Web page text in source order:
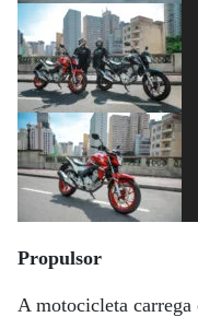
Propulsor
A motocicleta